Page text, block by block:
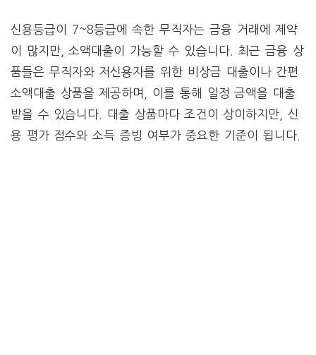
신용등급이 7~8등급에 속한 무직자는 금융 거래에 제약
이 많지만, 소액대출이 가능할 수 있습니다. 최근 금융 상
품들은 무직자와 저신용자를 위한 비상금 대출이나 간편
소액대출 상품을 제공하며, 이를 통해 일정 금액을 대출
받을 수 있습니다. 대출 상품마다 조건이 상이하지만, 신
용 평가 점수와 소득 증빙 여부가 중요한 기준이 됩니다.